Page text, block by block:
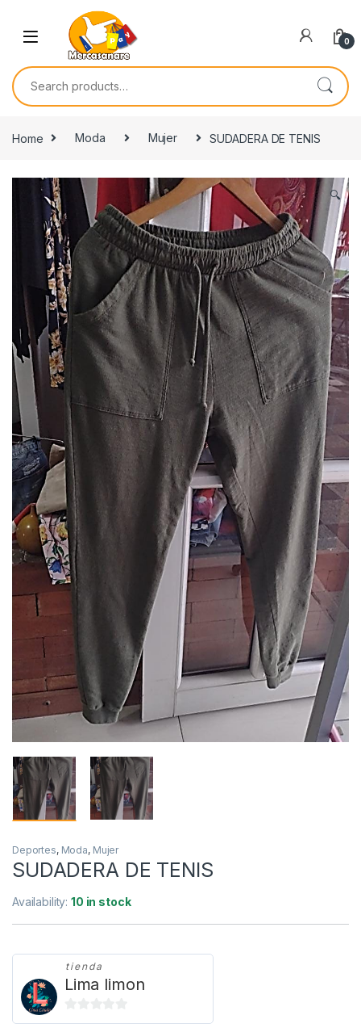
Skip to navigation
0
Search for:
Home Moda Mujer SUDADERA DE TENIS
🔍
Deportes, Moda, Mujer
SUDADERA DE TENIS
Availability:10 in stock
tienda
Lima limon
0